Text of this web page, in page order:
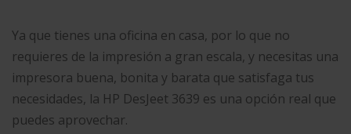
Ya que tienes una oficina en casa, por lo que no
requieres de la impresión a gran escala, y necesitas una
impresora buena, bonita y barata que satisfaga tus
necesidades, la HP DesJeet 3639 es una opción real que
puedes aprovechar.